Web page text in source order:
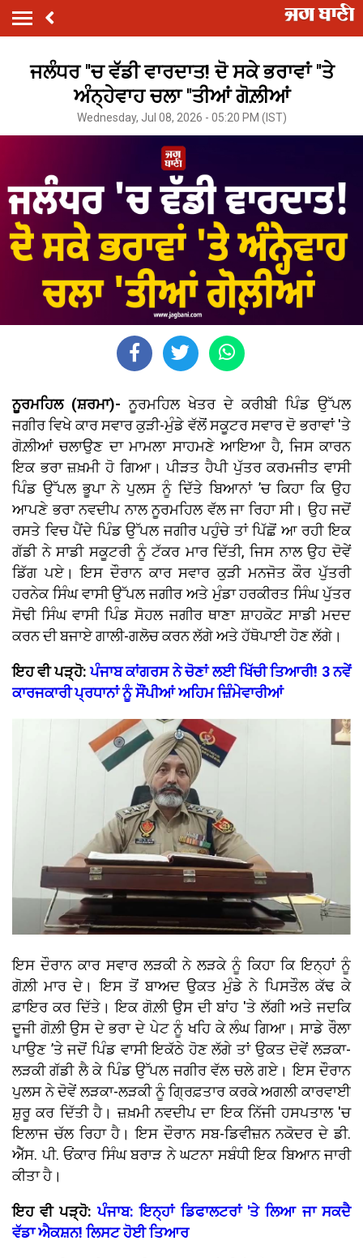
ਜਲੰਧਰ ''ਚ ਵੱਡੀ ਵਾਰਦਾਤ! ਦੋ ਸਕੇ ਭਰਾਵਾਂ ''ਤੇ
ਅੰਨ੍ਹੇਵਾਹ ਚਲਾ ''ਤੀਆਂ ਗੋਲ਼ੀਆਂ
Wednesday, Jul 08, 2026 - 05:20 PM (IST)
ਨੂਰਮਹਿਲ (ਸ਼ਰਮਾ)-ਨੂਰਮਹਿਲ ਖੇਤਰ ਦੇ ਕਰੀਬੀ ਪਿੰਡ ਉੱਪਲ
ਜਗੀਰ ਵਿਖੇ ਕਾਰ ਸਵਾਰ ਕੁੜੀ-ਮੁੰਡੇ ਵੱਲੋਂ ਸਕੂਟਰ ਸਵਾਰ ਦੋ ਭਰਾਵਾਂ 'ਤੇ
ਗੋਲ਼ੀਆਂ ਚਲਾਉਣ ਦਾ ਮਾਮਲਾ ਸਾਹਮਣੇ ਆਇਆ ਹੈ, ਜਿਸ ਕਾਰਨ
ਇਕ ਭਰਾ ਜ਼ਖ਼ਮੀ ਹੋ ਗਿਆ। ਪੀੜਤ ਹੈਪੀ ਪੁੱਤਰ ਕਰਮਜੀਤ ਵਾਸੀ
ਪਿੰਡ ਉੱਪਲ ਭੂਪਾ ਨੇ ਪੁਲਸ ਨੂੰ ਦਿੱਤੇ ਬਿਆਨਾਂ ’ਚ ਕਿਹਾ ਕਿ ਉਹ
ਆਪਣੇ ਭਰਾ ਨਵਦੀਪ ਨਾਲ ਨੂਰਮਹਿਲ ਵੱਲ ਜਾ ਰਿਹਾ ਸੀ। ਉਹ ਜਦੋਂ
ਰਸਤੇ ਵਿਚ ਪੈਂਦੇ ਪਿੰਡ ਉੱਪਲ ਜਗੀਰ ਪਹੁੰਚੇ ਤਾਂ ਪਿੱਛੋਂ ਆ ਰਹੀ ਇਕ
ਗੱਡੀ ਨੇ ਸਾਡੀ ਸਕੂਟਰੀ ਨੂੰ ਟੱਕਰ ਮਾਰ ਦਿੱਤੀ, ਜਿਸ ਨਾਲ ਉਹ ਦੋਵੇਂ
ਡਿੱਗ ਪਏ। ਇਸ ਦੌਰਾਨ ਕਾਰ ਸਵਾਰ ਕੁੜੀ ਮਨਜੋਤ ਕੌਰ ਪੁੱਤਰੀ
ਹਰਨੇਕ ਸਿੰਘ ਵਾਸੀ ਉੱਪਲ ਜਗੀਰ ਅਤੇ ਮੁੰਡਾ ਹਰਕੀਰਤ ਸਿੰਘ ਪੁੱਤਰ
ਸੋਢੀ ਸਿੰਘ ਵਾਸੀ ਪਿੰਡ ਸੋਹਲ ਜਗੀਰ ਥਾਣਾ ਸ਼ਾਹਕੋਟ ਸਾਡੀ ਮਦਦ
ਕਰਨ ਦੀ ਬਜਾਏ ਗਾਲੀ-ਗਲੋਚ ਕਰਨ ਲੱਗੇ ਅਤੇ ਹੱਥੋਪਾਈ ਹੋਣ ਲੱਗੇ।
ਇਹ ਵੀ ਪੜ੍ਹੋ:ਪੰਜਾਬ ਕਾਂਗਰਸ ਨੇ ਚੋਣਾਂ ਲਈ ਖਿੱਚੀ ਤਿਆਰੀ! 3 ਨਵੇਂ
ਕਾਰਜਕਾਰੀ ਪ੍ਰਧਾਨਾਂ ਨੂੰ ਸੌਂਪੀਆਂ ਅਹਿਮ ਜ਼ਿੰਮੇਵਾਰੀਆਂ
ਇਸ ਦੌਰਾਨ ਕਾਰ ਸਵਾਰ ਲੜਕੀ ਨੇ ਲੜਕੇ ਨੂੰ ਕਿਹਾ ਕਿ ਇਨ੍ਹਾਂ ਨੂੰ
ਗੋਲ਼ੀ ਮਾਰ ਦੇ। ਇਸ ਤੋਂ ਬਾਅਦ ਉਕਤ ਮੁੰਡੇ ਨੇ ਪਿਸਤੌਲ ਕੱਢ ਕੇ
ਫ਼ਾਇਰ ਕਰ ਦਿੱਤੇ। ਇਕ ਗੋਲ਼ੀ ਉਸ ਦੀ ਬਾਂਹ 'ਤੇ ਲੱਗੀ ਅਤੇ ਜਦਕਿ
ਦੂਜੀ ਗੋਲ਼ੀ ਉਸ ਦੇ ਭਰਾ ਦੇ ਪੇਟ ਨੂੰ ਖਹਿ ਕੇ ਲੰਘ ਗਿਆ। ਸਾਡੇ ਰੌਲਾ
ਪਾਉਣ ’ਤੇ ਜਦੋਂ ਪਿੰਡ ਵਾਸੀ ਇਕੱਠੇ ਹੋਣ ਲੱਗੇ ਤਾਂ ਉਕਤ ਦੋਵੇਂ ਲੜਕਾ-
ਲੜਕੀ ਗੱਡੀ ਲੈ ਕੇ ਪਿੰਡ ਉੱਪਲ ਜਗੀਰ ਵੱਲ ਚਲੇ ਗਏ। ਇਸ ਦੌਰਾਨ
ਪੁਲਸ ਨੇ ਦੋਵੇਂ ਲੜਕਾ-ਲੜਕੀ ਨੂੰ ਗ੍ਰਿਫ਼ਤਾਰ ਕਰਕੇ ਅਗਲੀ ਕਾਰਵਾਈ
ਸ਼ੁਰੂ ਕਰ ਦਿੱਤੀ ਹੈ। ਜ਼ਖ਼ਮੀ ਨਵਦੀਪ ਦਾ ਇਕ ਨਿੱਜੀ ਹਸਪਤਾਲ 'ਚ
ਇਲਾਜ ਚੱਲ ਰਿਹਾ ਹੈ। ਇਸ ਦੌਰਾਨ ਸਬ-ਡਿਵੀਜ਼ਨ ਨਕੋਦਰ ਦੇ ਡੀ.
ਐੱਸ. ਪੀ. ਓਂਕਾਰ ਸਿੰਘ ਬਰਾੜ ਨੇ ਘਟਨਾ ਸਬੰਧੀ ਇਕ ਬਿਆਨ ਜਾਰੀ
ਕੀਤਾ ਹੈ।
ਇਹ ਵੀ ਪੜ੍ਹੋ:ਪੰਜਾਬ: ਇਨ੍ਹਾਂ ਡਿਫਾਲਟਰਾਂ 'ਤੇ ਲਿਆ ਜਾ ਸਕਦੈ
ਵੱਡਾ ਐਕਸ਼ਨ! ਲਿਸਟ ਹੋਈ ਤਿਆਰ